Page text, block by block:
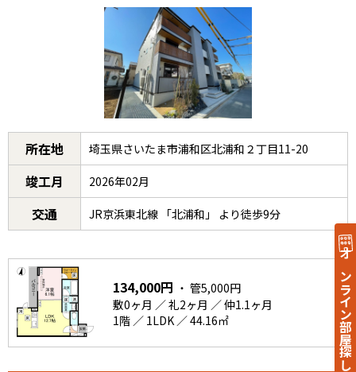
所在地 埼玉県さいたま市浦和区北浦和２丁目11-20
竣工月 2026年02月
交通 JR京浜東北線 「北浦和」 より徒歩9分
134,000円 ・ 管5,000円
敷0ヶ月 ／ 礼2ヶ月 ／ 仲1.1ヶ月
1階 ／ 1LDK ／ 44.16㎡
オンライン部屋探し